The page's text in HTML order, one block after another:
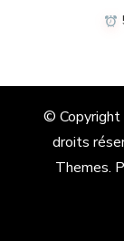
©
droits
Themes.